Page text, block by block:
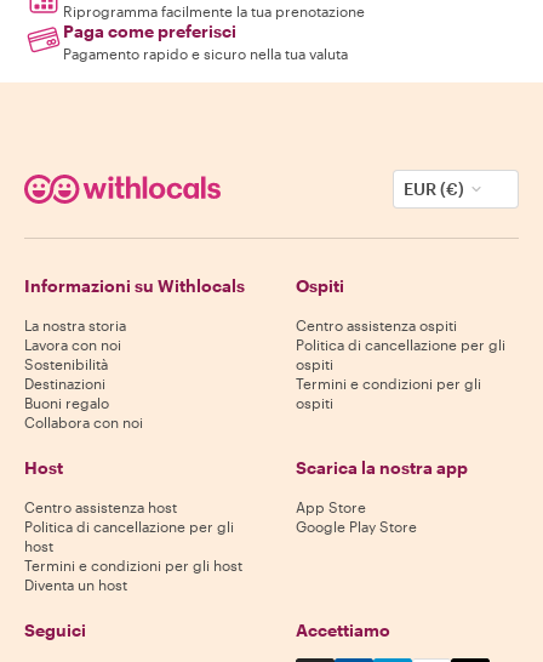
Riprogramma facilmente la tua prenotazione
Paga come preferisci
Pagamento rapido e sicuro nella tua valuta
EUR (€)
Informazioni su Withlocals
La nostra storia
Lavora con noi
Sostenibilità
Destinazioni
Buoni regalo
Collabora con noi
Ospiti
Centro assistenza ospiti
Politica di cancellazione per gli
ospiti
Termini e condizioni per gli
ospiti
Host
Centro assistenza host
Politica di cancellazione per gli
host
Termini e condizioni per gli host
Diventa un host
Scarica la nostra app
App Store
Google Play Store
Seguici Accettiamo